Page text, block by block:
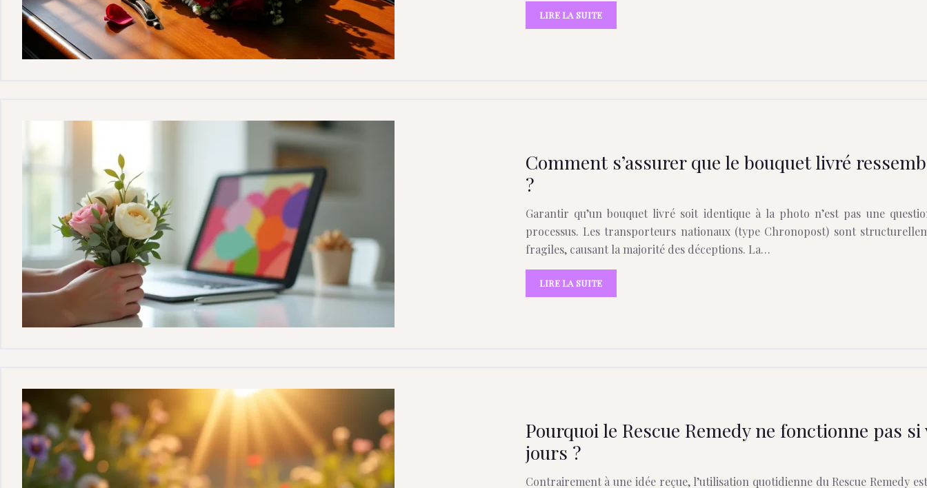
LIRE LA SUITE
Comment s’assurer que le bouquet livré
?
Garantir qu’un bouquet livré soit identique à la photo n’est pas une
processus. Les transporteurs nationaux (type Chronopost) sont
fragiles, causant la majorité des déceptions. La…
LIRE LA SUITE
Pourquoi le Rescue Remedy ne fonctionne pas
jours ?
Contrairement à une idée reçue, l’utilisation quotidienne du Rescue Remedy